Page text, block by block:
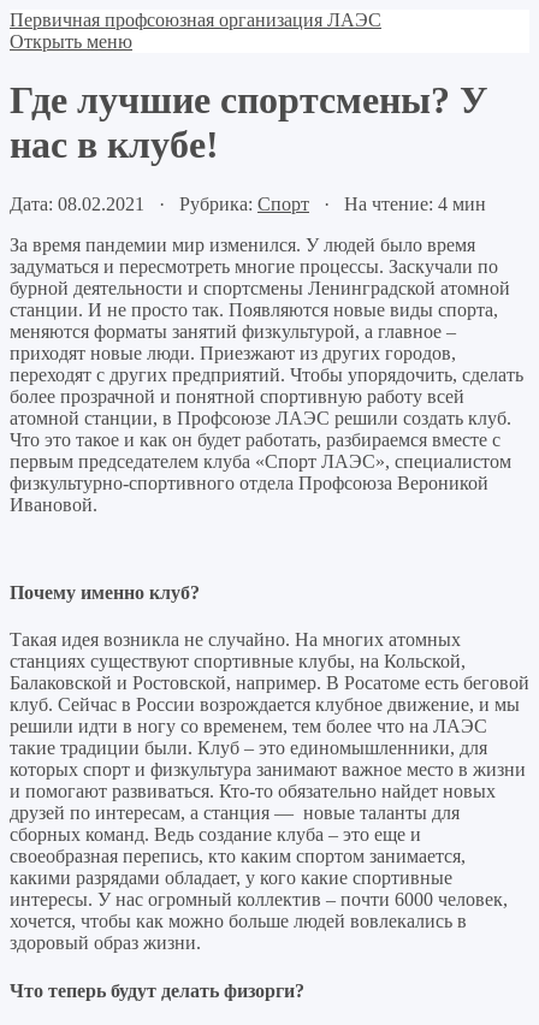
Первичная профсоюзная организация ЛАЭС
Открыть меню
Где лучшие спортсмены? У
нас в клубе!
Дата: 08.02.2021 · Рубрика: Спорт · На чтение: 4 мин
За время пандемии мир изменился. У людей было время
задуматься и пересмотреть многие процессы. Заскучали по
бурной деятельности и спортсмены Ленинградской атомной
станции. И не просто так. Появляются новые виды спорта,
меняются форматы занятий физкультурой, а главное –
приходят новые люди. Приезжают из других городов,
переходят с других предприятий. Чтобы упорядочить, сделать
более прозрачной и понятной спортивную работу всей
атомной станции, в Профсоюзе ЛАЭС решили создать клуб.
Что это такое и как он будет работать, разбираемся вместе с
первым председателем клуба «Спорт ЛАЭС», специалистом
физкультурно-спортивного отдела Профсоюза Вероникой
Ивановой.
Почему именно клуб?
Такая идея возникла не случайно. На многих атомных
станциях существуют спортивные клубы, на Кольской,
Балаковской и Ростовской, например. В Росатоме есть беговой
клуб. Сейчас в России возрождается клубное движение, и мы
решили идти в ногу со временем, тем более что на ЛАЭС
такие традиции были. Клуб – это единомышленники, для
которых спорт и физкультура занимают важное место в жизни
и помогают развиваться. Кто-то обязательно найдет новых
друзей по интересам, а станция — новые таланты для
сборных команд. Ведь создание клуба – это еще и
своеобразная перепись, кто каким спортом занимается,
какими разрядами обладает, у кого какие спортивные
интересы. У нас огромный коллектив – почти 6000 человек,
хочется, чтобы как можно больше людей вовлекались в
здоровый образ жизни.
Что теперь будут делать физорги?